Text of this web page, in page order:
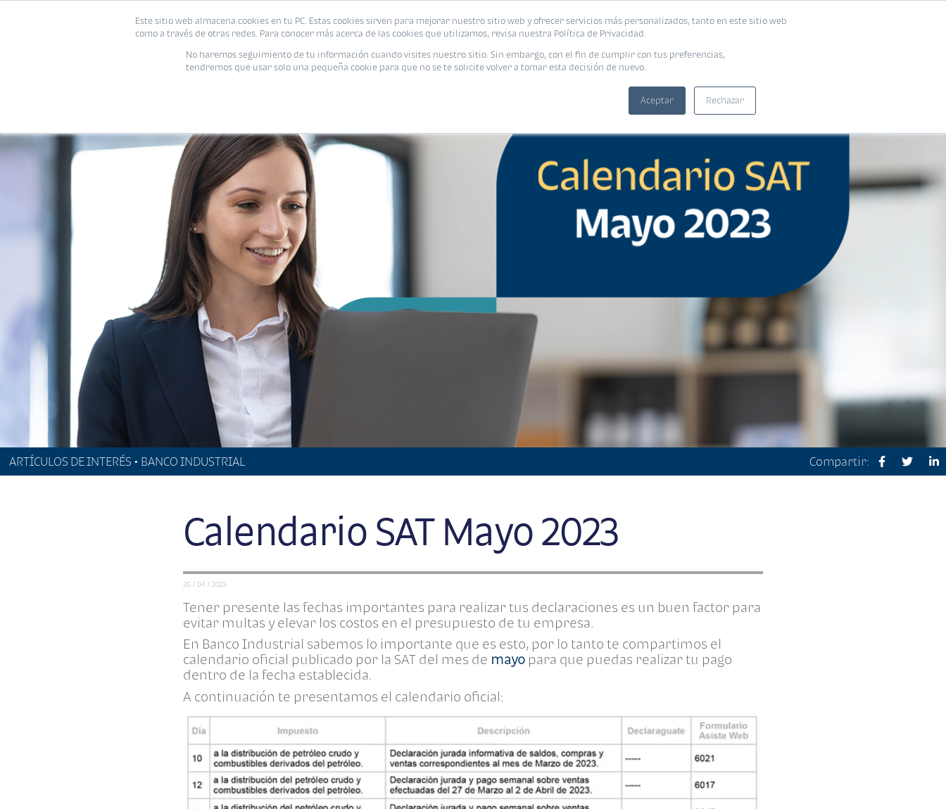
Este sitio web almacena cookies en tu PC. Estas cookies sirven para mejorar nuestro sitio web y ofrecer servicios más personalizados, tanto en este sitio web
como a través de otras redes. Para conocer más acerca de las cookies que utilizamos, revisa nuestra Política de Privacidad.
No haremos seguimiento de tu información cuando visites nuestro sitio. Sin embargo, con el fin de cumplir con tus preferencias,
tendremos que usar solo una pequeña cookie para que no se te solicite volver a tomar esta decisión de nuevo.
Aceptar Rechazar
PROMOCIONES CALCULADORAS EBOOKS
ARTÍCULOS DE INTERÉS • BANCO INDUSTRIAL Compartir:
Calendario SAT Mayo 2023
26 / 04 / 2023
Tener presente las fechas importantes para realizar tus declaraciones es un buen factor para
evitar multas y elevar los costos en el presupuesto de tu empresa.
En Banco Industrial sabemos lo importante que es esto, por lo tanto te compartimos el
calendario oficial publicado por la SAT del mes de mayo para que puedas realizar tu pago
dentro de la fecha establecida.
A continuación te presentamos el calendario oficial: